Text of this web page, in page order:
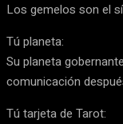
Los gemelos son el
Tú planeta:
Su planeta
comunicación
Tú tarjeta de Tarot: